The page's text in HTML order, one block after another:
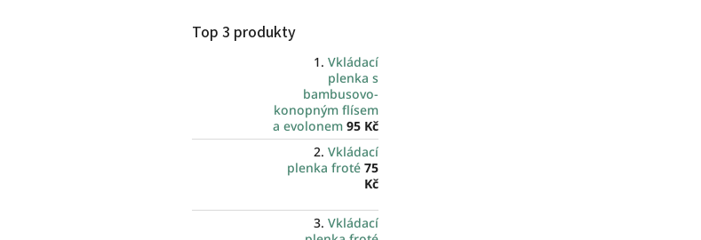
Top 3 produkty
Vkládací
plenka s
bambusovo-
konopným flísem
a evolonem 95 Kč
Vkládací
plenka froté 75
Kč
Vkládací